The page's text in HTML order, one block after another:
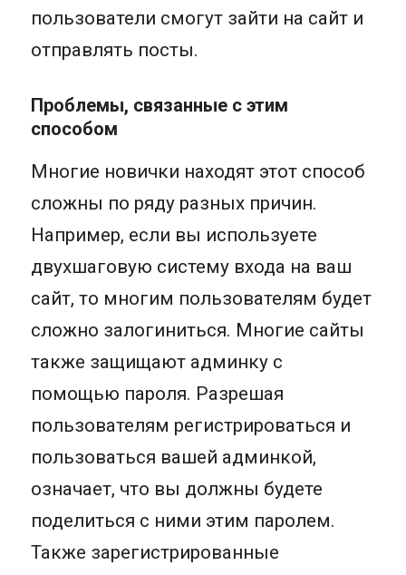
пользователи смогут зайти на сайт и
отправлять посты.
Проблемы, связанные с этим
способом
Многие новички находят этот способ
сложны по ряду разных причин.
Например, если вы используете
двухшаговую систему входа на ваш
сайт, то многим пользователям будет
сложно залогиниться. Многие сайты
также защищают админку с
помощью пароля. Разрешая
пользователям регистрироваться и
пользоваться вашей админкой,
означает, что вы должны будете
поделиться с ними этим паролем.
Также зарегистрированные